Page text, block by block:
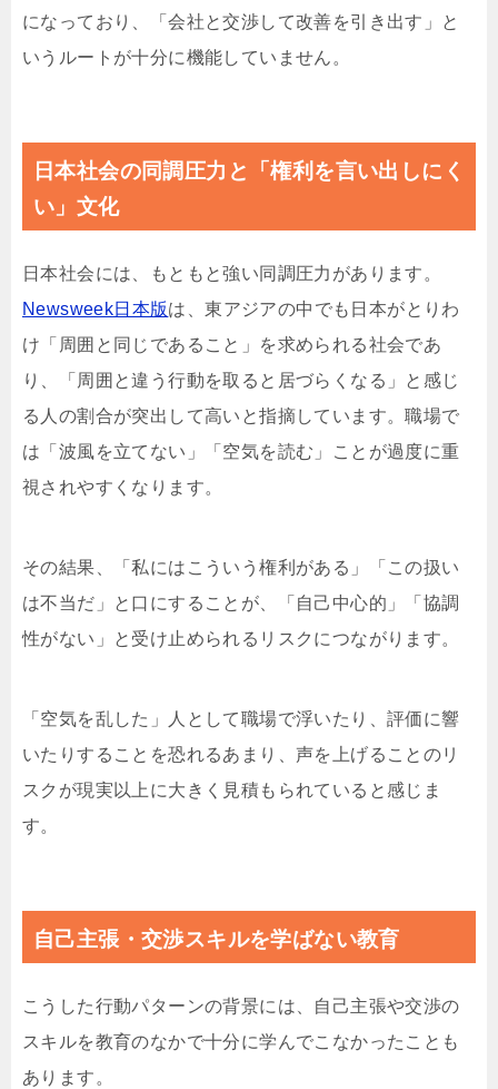
になっており、「会社と交渉して改善を引き出す」と
いうルートが十分に機能していません。
日本社会の同調圧力と「権利を言い出しにく
い」文化
日本社会には、もともと強い同調圧力があります。
Newsweek日本版は、東アジアの中でも日本がとりわ
け「周囲と同じであること」を求められる社会であ
り、「周囲と違う行動を取ると居づらくなる」と感じ
る人の割合が突出して高いと指摘しています。職場で
は「波風を立てない」「空気を読む」ことが過度に重
視されやすくなります。
その結果、「私にはこういう権利がある」「この扱い
は不当だ」と口にすることが、「自己中心的」「協調
性がない」と受け止められるリスクにつながります。
「空気を乱した」人として職場で浮いたり、評価に響
いたりすることを恐れるあまり、声を上げることのリ
スクが現実以上に大きく見積もられていると感じま
す。
自己主張・交渉スキルを学ばない教育
こうした行動パターンの背景には、自己主張や交渉の
スキルを教育のなかで十分に学んでこなかったことも
あります。